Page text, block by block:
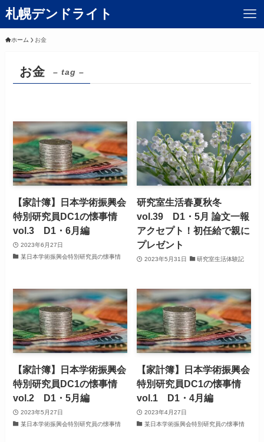
札幌デンドライト
ホーム お金
お金 – tag –
【家計簿】日本学術振興会
特別研究員DC1の懐事情
vol.3 D1・6月編
2023年6月27日
某日本学術振興会特別研究員の懐事情
研究室生活春夏秋冬
vol.39 D1・5月 論文一報
アクセプト！初任給で親に
プレゼント
2023年5月31日 研究室生活体験記
【家計簿】日本学術振興会
特別研究員DC1の懐事情
vol.2 D1・5月編
2023年5月27日
某日本学術振興会特別研究員の懐事情
【家計簿】日本学術振興会
特別研究員DC1の懐事情
vol.1 D1・4月編
2023年4月27日
某日本学術振興会特別研究員の懐事情